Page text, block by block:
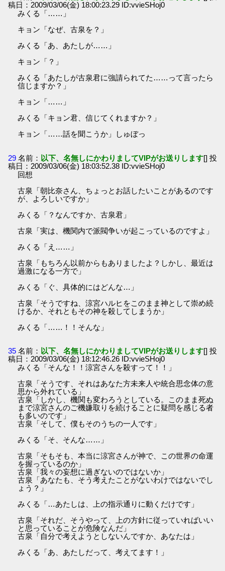
稿日：2009/03/06(金) 18:00:23.29 ID:vvieSHoj0
みくる「……」
キョン「なぜ、古泉を？」
みくる「あ、あたしが……」
キョン「？」
みくる「あたしが古泉君に強請られてた……って言ったら
信じますか？」
キョン「……」
みくる「キョン君、信じてくれますか？」
キョン「……話を聞こうか」しゅぼっ
29 名前： 以下、名無しにかわりましてVIPがお送りします[] 投
稿日：2009/03/06(金) 18:03:52.38 ID:vvieSHoj0
回想
古泉「朝比奈さん、ちょっとお話したいことがあるのです
が、よろしいですか」
みくる「？なんですか、古泉君」
古泉「実は、機関内で派閥争いが起こっているのですよ」
みくる「え……」
古泉「もちろん以前からもありましたよ？しかし、最近は
過激になる一方で」
みくる「ぐ、具体的にはどんな…」
古泉「そうですね、涼宮ハルヒをこのまま神として崇め続
けるか、それともその神を殺してしまうか」
みくる「……！！そんな」
35 名前： 以下、名無しにかわりましてVIPがお送りします[] 投
稿日：2009/03/06(金) 18:12:46.26 ID:vvieSHoj0
みくる「そんな！！涼宮さんを殺すって！！」
古泉「そうです、それはあなた方未来人や統合思念体の意
思から外れている」
古泉「しかし、機関も変わろうとしている。このまま死ぬ
まで涼宮さんのご機嫌取りを続けることに疑問を感じる者
も多いのです」
古泉「そして、僕もそのうちの一人です」
みくる「そ、そんな……」
古泉「そもそも、本当に涼宮さんが神で、この世界の命運
を握っているのか」
古泉「我々の妄想に過ぎないのではないか」
古泉「あなたも、そう考えたことがないわけではないでし
ょう？」
みくる「…あたしは、上の指示通りに動くだけです」
古泉「それだ、そうやって、上の方針に従っていればいい
と思っていることが危険なんだ」
古泉「自分で考えようとしないんですか、あなたは」
みくる「あ、あたしだって、考えてます！」